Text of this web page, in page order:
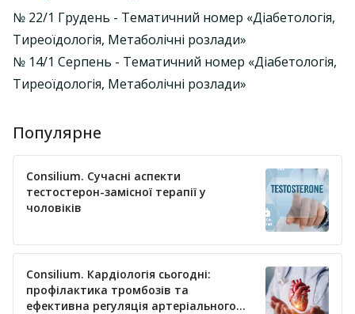
№ 22/1 Грудень - Тематичний номер «Діабетологія,
Тиреоїдологія, Метаболічні розлади»
№ 14/1 Серпень - Тематичний номер «Діабетологія,
Тиреоїдологія, Метаболічні розлади»
Популярне
Consilium. Сучасні аспекти
тестостерон-замісної терапії у
чоловіків
Consilium. Кардіологія сьогодні:
профілактика тромбозів та
ефективна регуляція артеріального